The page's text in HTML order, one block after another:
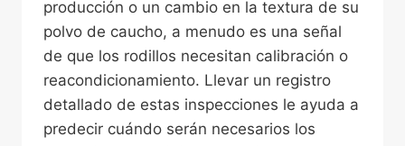
producción o un cambio en la textura de su
polvo de caucho, a menudo es una señal
de que los rodillos necesitan calibración o
reacondicionamiento. Llevar un registro
detallado de estas inspecciones le ayuda a
predecir cuándo serán necesarios los